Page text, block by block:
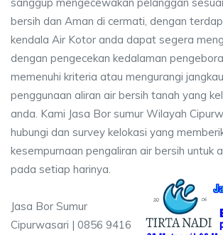
bersih dan Aman di cermati, dengan
kendala Air Kotor anda dapat segera
dengan pengecekan kedalaman
memenuhi kriteria atau mengurangi
penggunaan aliran air bersih tanah yang
anda. Kami Jasa Bor sumur Wilayah
hubungi dan survey kelokasi yang
kesempurnaan pengaliran air bersih untuk
pada setiap harinya.
Jasa Bor Sumur
Cipurwasari | 0856 9416